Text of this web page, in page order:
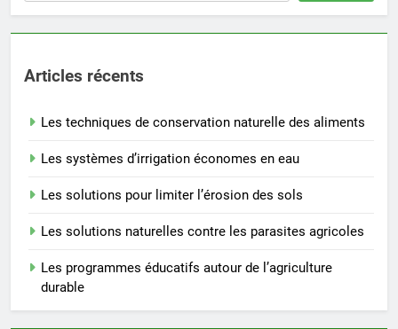
Articles récents
Les techniques de conservation naturelle des aliments
Les systèmes d’irrigation économes en eau
Les solutions pour limiter l’érosion des sols
Les solutions naturelles contre les parasites agricoles
Les programmes éducatifs autour de l’agriculture
durable